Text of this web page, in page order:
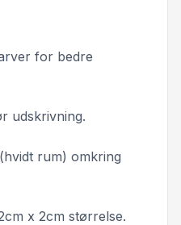
for bedre
udskrivning.
rum) omkring
x 2cm størrelse.